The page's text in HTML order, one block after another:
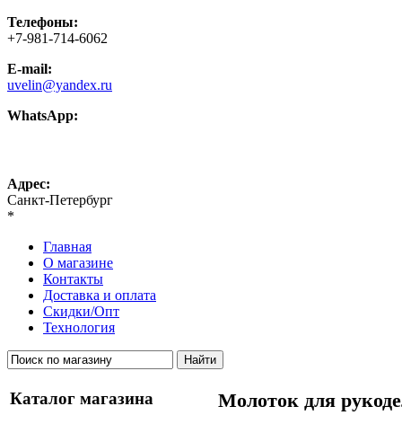
Телефоны:
+7-981-714-6062
E-mail:
uvelin@yandex.ru
WhatsApp:
Адрес:
Санкт-Петербург
*
Главная
О магазине
Контакты
Доставка и оплата
Скидки/Опт
Технология
Каталог магазина Молоток для